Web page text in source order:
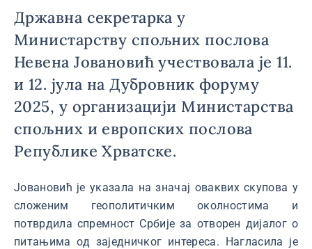
Државна секретарка у
Министарству спољних послова
Невена Јовановић учествовала је 11.
и 12. јула на Дубровник форуму
2025, у организацији Министарства
спољних и европских послова
Републике Хрватске.
Јовановић је указала на значај оваквих скупова у
сложеним геополитичким околностима и
потврдила спремност Србије за отворен дијалог о
питањима од заједничког интереса. Нагласила је